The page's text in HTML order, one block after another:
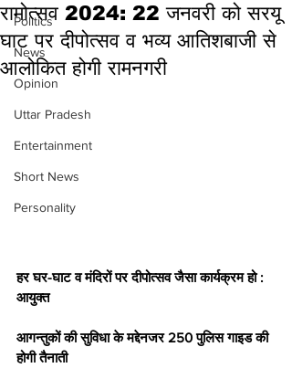
Politics
News
Opinion
Uttar Pradesh
Entertainment
Short News
Personality
रामोत्सव 2024: 22 जनवरी को सरयू
घाट पर दीपोत्सव व भव्य आतिशबाजी से
आलोकित होगी रामनगरी
हर घर-घाट व मंदिरों पर दीपोत्सव जैसा कार्यक्रम हो :
आयुक्त
आगन्तुकों की सुविधा के मद्देनजर 250 पुलिस गाइड की
होगी तैनाती